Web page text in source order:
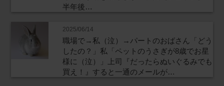
半年後…
2025/06/14
職場で→私（泣）→パートのおばさん「どう
したの？」私「ペットのうさぎが8歳でお星
様に（泣）」上司『だったらぬいぐるみでも
買え！』すると一通のメールが…